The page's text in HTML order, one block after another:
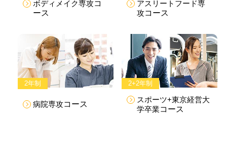
ボディメイク専攻コ
ース
アスリートフード専
攻コース
2年制
病院専攻コース
2+2年制
スポーツ+東京経営大
学卒業コース